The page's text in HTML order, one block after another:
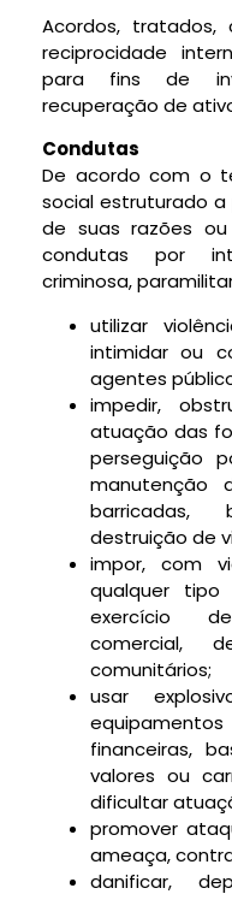
Acordos, tratados,
reciprocidade
para fins de
recuperação de
Condutas
De acordo com o
social estruturado
de suas razões
condutas por
criminosa,
utilizar
intimidar ou
agentes
impedir,
atuação das
perseguição
manutenção
barricadas,
destruição de
impor, com
qualquer
exercício
comercial,
comunitários;
usar
financeiras,
valores ou
dificultar
promover
ameaça,
danificar,